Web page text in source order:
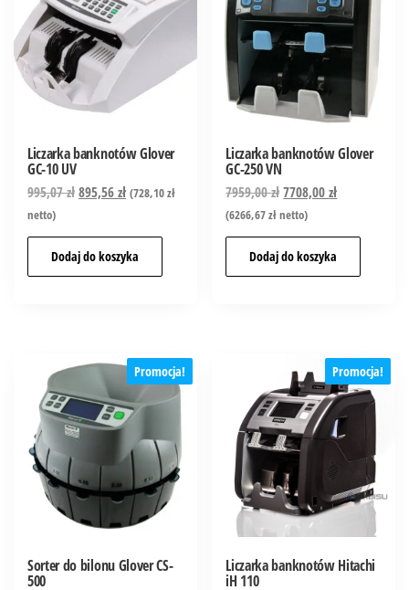
Liczarka banknotów Glover
GC-10 UV
995,07zł895,56zł (728,10zł
netto)
Dodaj do koszyka
Liczarka banknotów Glover
GC-250 VN
7959,00zł7708,00zł
(6266,67złnetto)
Dodaj do koszyka
Promocja!
Sorter do bilonu Glover CS-
500
Promocja!
Liczarka banknotów Hitachi
iH 110